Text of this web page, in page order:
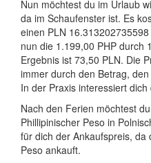
Nun möchtest du im Urlaub
da im Schaufenster ist. Es
einen PLN
nun die 1.199,00 PHP durch
Ergebnis ist 73,50 PLN. Die
immer durch den Betrag,
In der Praxis interessiert
Nach den Ferien möchtest
Phillipinischer Peso in
für dich der Ankaufspreis, da
Peso ankauft.